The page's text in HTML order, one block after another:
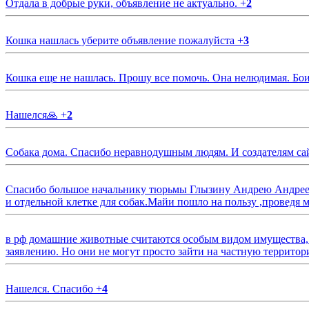
Отдала в добрые руки, объявление не актуально. +2
Кошка нашлась уберите объявление пожалуйста +3
Кошка еще не нашлась. Прошу все помочь. Она нелюдимая.
Нашелся🙏 +2
Собака дома. Спасибо неравнодушным людям. И создателям
Спасибо большое начальнику тюрьмы Глызину Андрею
и отдельной клетке для собак.Майи пошло на пользу ,проведя
в рф домашние животные считаются особым видом имущества,
заявлению. Но они не могут просто зайти на частную
Нашелся. Спасибо +4